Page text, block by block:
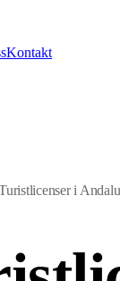
Kontakt
i